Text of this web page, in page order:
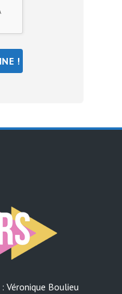
Véronique Boulieu